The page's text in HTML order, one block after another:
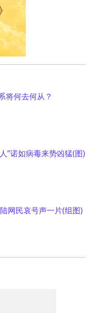
将何去何从？
”诺如病毒来势凶猛(图)
网民哀号声一片(组图)